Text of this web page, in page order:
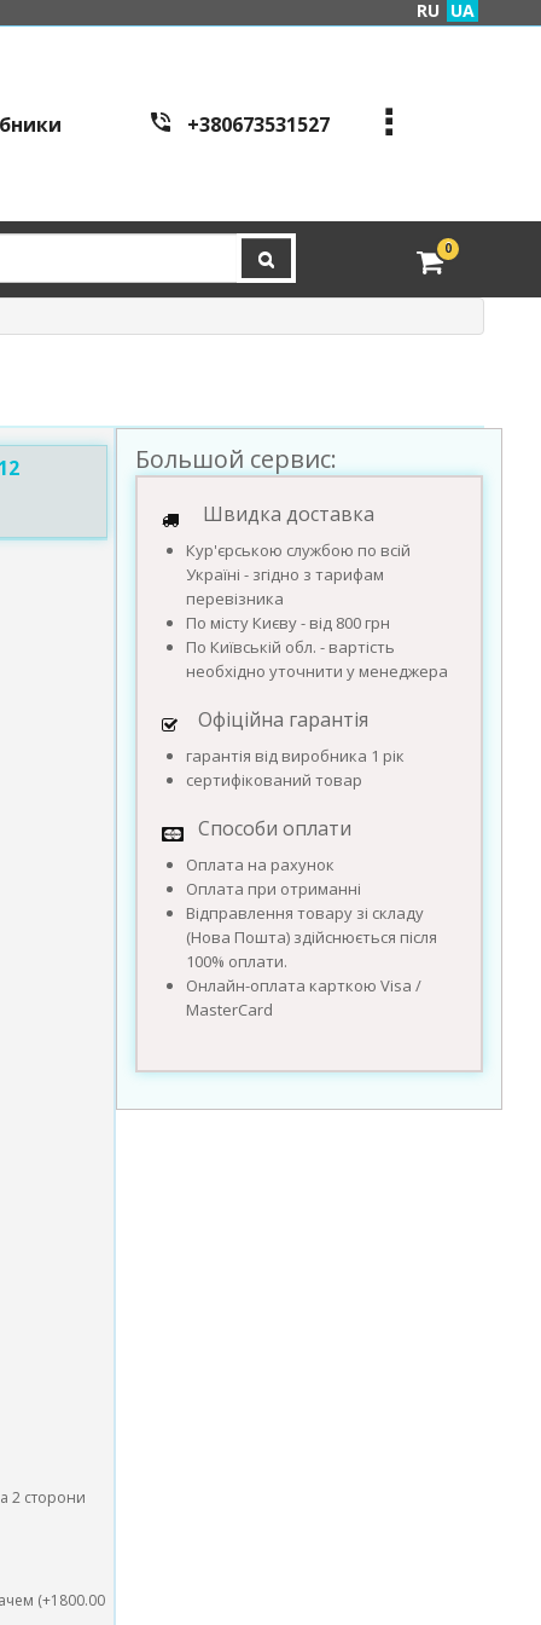
RU UA
+380673531527
edveri.kyiv@gmail.com
Режим работы c
tre:
м. Київ, вул. Куренівсь
б з 10:00 до 16:00
0
2 сторони
(+1800.00
Большой сервис:
Швидка доставка
Кур'єрською службою по всій
Україні - згідно з тарифам
перевізника
По місту Києву - від 800 грн
По Київській обл. - вартість
необхідно уточнити у менеджера
Офіційна гарантія
гарантія від виробника 1 рік
сертифікований товар
Способи оплати
Оплата на рахунок
Оплата при отриманні
Відправлення товару зі складу
(Нова Пошта) здійснюється після
100% оплати.
Онлайн-оплата карткою Visa /
MasterCard